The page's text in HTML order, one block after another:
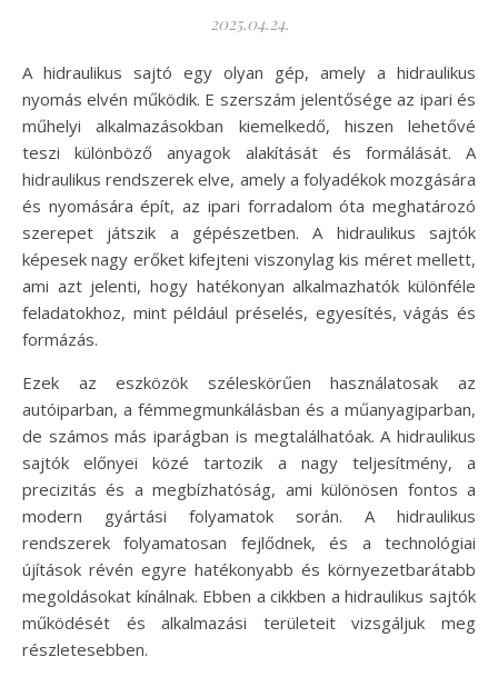
2025.04.24.
A hidraulikus sajtó egy olyan gép, amely a hidraulikus
nyomás elvén működik. E szerszám jelentősége az ipari és
műhelyi alkalmazásokban kiemelkedő, hiszen lehetővé
teszi különböző anyagok alakítását és formálását. A
hidraulikus rendszerek elve, amely a folyadékok mozgására
és nyomására épít, az ipari forradalom óta meghatározó
szerepet játszik a gépészetben. A hidraulikus sajtók
képesek nagy erőket kifejteni viszonylag kis méret mellett,
ami azt jelenti, hogy hatékonyan alkalmazhatók különféle
feladatokhoz, mint például préselés, egyesítés, vágás és
formázás.
Ezek az eszközök széleskörűen használatosak az
autóiparban, a fémmegmunkálásban és a műanyagiparban,
de számos más iparágban is megtalálhatóak. A hidraulikus
sajtók előnyei közé tartozik a nagy teljesítmény, a
precizitás és a megbízhatóság, ami különösen fontos a
modern gyártási folyamatok során. A hidraulikus
rendszerek folyamatosan fejlődnek, és a technológiai
újítások révén egyre hatékonyabb és környezetbarátabb
megoldásokat kínálnak. Ebben a cikkben a hidraulikus sajtók
működését és alkalmazási területeit vizsgáljuk meg
részletesebben.